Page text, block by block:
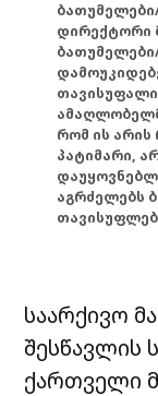
დირექტორი
რომ ის არის
პატიმარი,
აგრძელებს
საარქივო
შესწავლის
ქართველი